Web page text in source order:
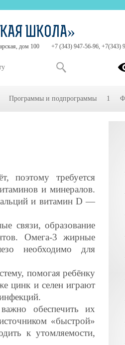
поэтому требуется
и минералов.
и витамин D —
образование
Омега-3 жирные
необходимо для
помогая ребёнку
цинк и селен играют
обеспечить их
«быстрой»
к утомляемости,
ШКОЛА»
дом 100 +7 (343) 947-56-96, +7(343)
Программы и подпрограммы 1